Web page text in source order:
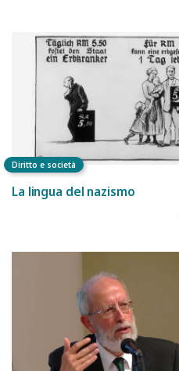
Diritto e società
La lingua del nazismo